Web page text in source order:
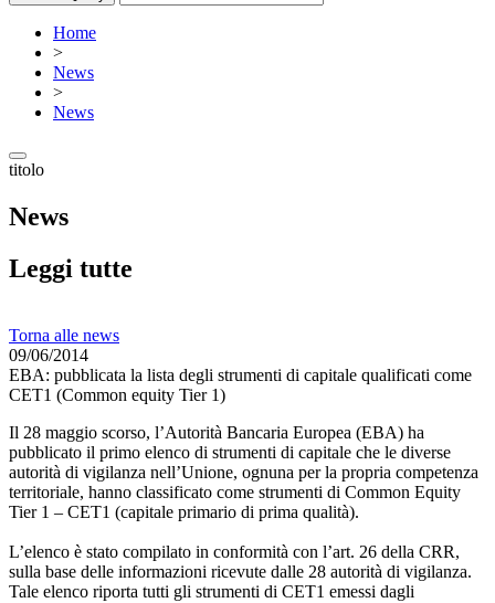
Home
>
News
>
News
titolo
News
Leggi tutte
Torna alle news
09/06/2014
EBA: pubblicata la lista degli strumenti di capitale qualificati come
CET1 (Common equity Tier 1)
Il 28 maggio scorso, l’Autorità Bancaria Europea (EBA) ha
pubblicato il primo elenco di strumenti di capitale che le diverse
autorità di vigilanza nell’Unione, ognuna per la propria competenza
territoriale, hanno classificato come strumenti di Common Equity
Tier 1 – CET1 (capitale primario di prima qualità).
L’elenco è stato compilato in conformità con l’art. 26 della CRR,
sulla base delle informazioni ricevute dalle 28 autorità di vigilanza.
Tale elenco riporta tutti gli strumenti di CET1 emessi dagli